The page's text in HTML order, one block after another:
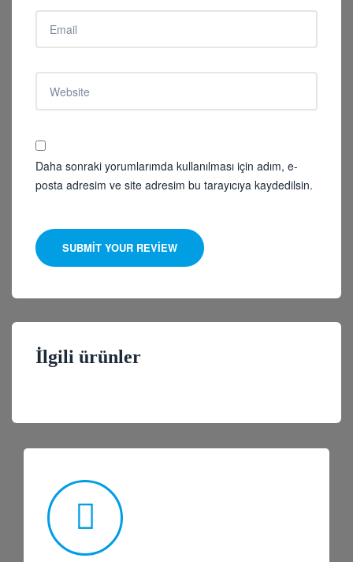
Daha sonraki yorumlarımda kullanılması için adım, e-
posta adresim ve site adresim bu tarayıcıya kaydedilsin.
SUBMIT YOUR REVIEW
İlgili ürünler